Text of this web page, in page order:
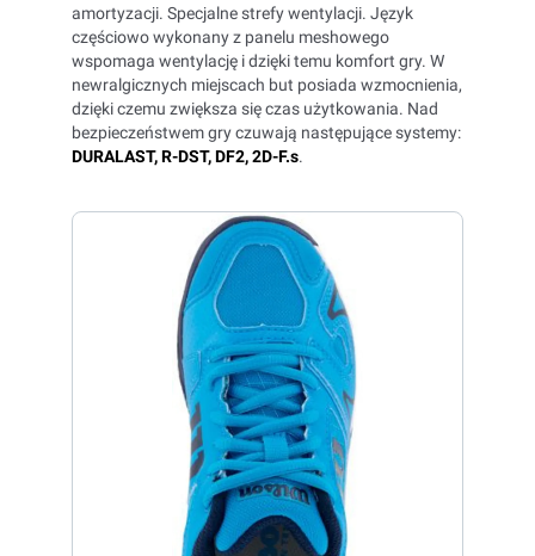
amortyzacji. Specjalne strefy wentylacji. Język
częściowo wykonany z panelu meshowego
wspomaga wentylację i dzięki temu komfort gry. W
newralgicznych miejscach but posiada wzmocnienia,
dzięki czemu zwiększa się czas użytkowania. Nad
bezpieczeństwem gry czuwają następujące systemy:
DURALAST, R-DST, DF2, 2D-F.s.